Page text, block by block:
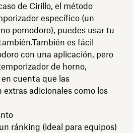
de Cirillo, el método
específico (un
pomodoro), puedes usar tu
es fácil
con una aplicación, pero
de horno,
cuenta que las
adicionales como los
ránking (ideal para equipos)